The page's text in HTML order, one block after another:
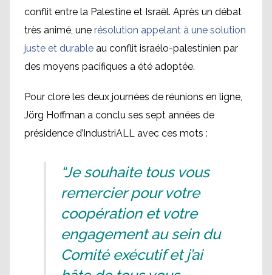
conflit entre la Palestine et Israël. Après un débat
très animé, une résolution appelant à une solution
juste et durable au conflit israélo-palestinien par
des moyens pacifiques a été adoptée.
Pour clore les deux journées de réunions en ligne,
Jörg Hoffman a conclu ses sept années de
présidence d’IndustriALL avec ces mots :
“Je souhaite tous vous
remercier pour votre
coopération et votre
engagement au sein du
Comité exécutif et j’ai